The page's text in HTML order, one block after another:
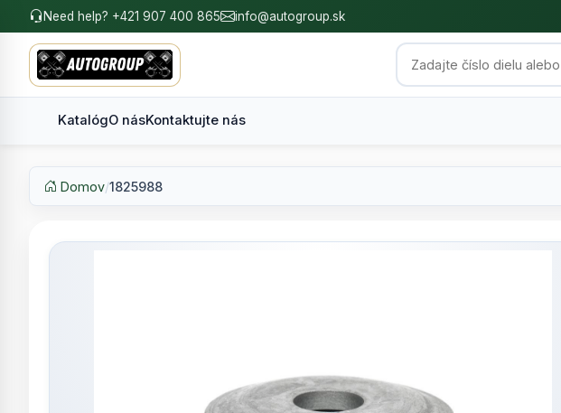
Need help? +421 907 400 865 info@autogroup.sk
KatalógO násKontaktujte nás
Domov/1825988